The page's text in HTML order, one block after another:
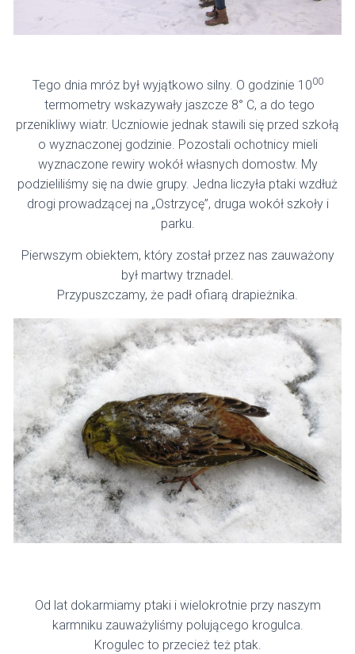
Tego dnia mróz był wyjątkowo silny. O godzinie 1000
termometry wskazywały jaszcze 8° C, a do tego
przenikliwy wiatr. Uczniowie jednak stawili się przed szkołą
o wyznaczonej godzinie. Pozostali ochotnicy mieli
wyznaczone rewiry wokół własnych domostw. My
podzieliliśmy się na dwie grupy. Jedna liczyła ptaki wzdłuż
drogi prowadzącej na „Ostrzycę”, druga wokół szkoły i
parku.
Pierwszym obiektem, który został przez nas zauważony
był martwy trznadel.
Przypuszczamy, że padł ofiarą drapieżnika.
Od lat dokarmiamy ptaki i wielokrotnie przy naszym
karmniku zauważyliśmy polującego krogulca.
Krogulec to przecież też ptak.